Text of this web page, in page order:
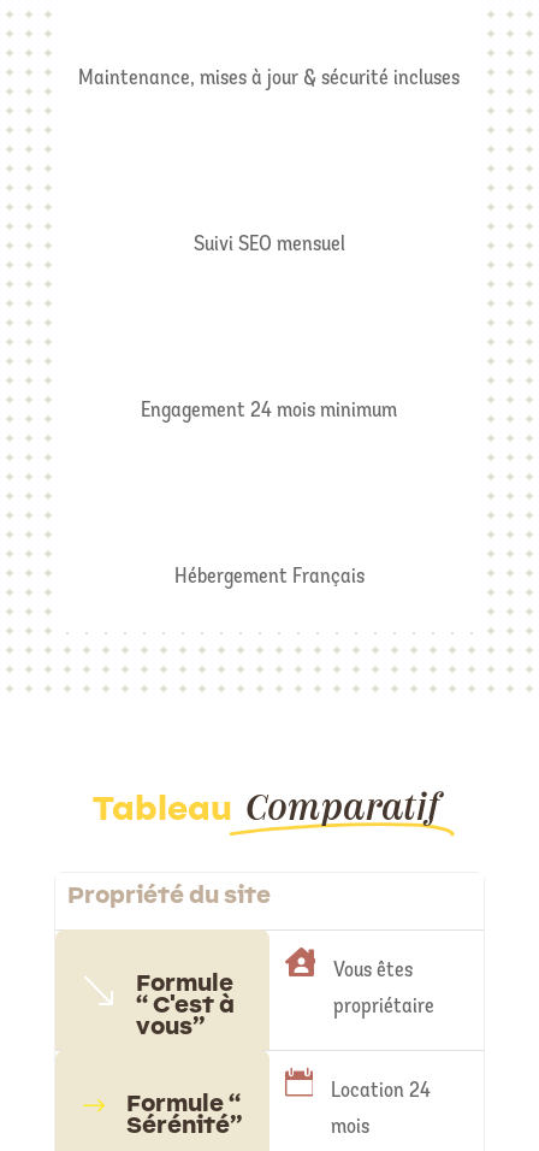
Maintenance, mises à jour & sécurité incluses
Suivi SEO mensuel
Engagement 24 mois minimum
Hébergement Français
Tableau Comparatif
Propriété du site
' Formule
“ C'est à
vous”

Vous êtes
propriétaire
$ Formule “
Sérénité”

Location 24
mois